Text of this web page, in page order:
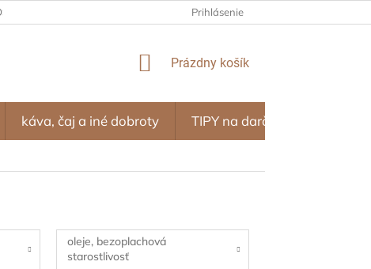
PROGRAM – ZĽAVY ZA NÁKUPY OBCHODNÉ PODMIENKY
Prihlásenie
NÁKUPNÝ
Prázdny košík
káva, čaj a iné dobroty TIPY na darčeky
oleje, bezoplachová
starostlivosť